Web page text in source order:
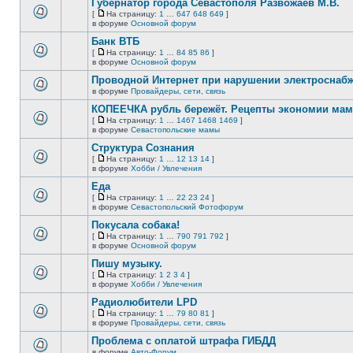
непрочитанных
сообщений.
этой
непрочитанных
сообщений.
Губернатор города Севастополя Развожаев М.В.
[
На
страницу
На страницу: 1 647 648 649 ]
в форуме Основной форум
этой
непрочитанных
сообщений.
Банк ВТБ
[
На
страницу
На страницу: 1 84 85 86 ]
в форуме Основной форум
непрочитанных
сообщений.
Проводной Интернет при нарушении
в форуме Провайдеры, сети, связь
этой
непрочитанных
сообщений.
КОПЕЕЧКА рубль бережёт. Рецепты экономии
[
На
страницу
На страницу: 1 1467 1468 1469 ]
в форуме Севастопольские мамы
этой
непрочитанных
сообщений.
Структура Сознания
[
На
страницу
На страницу: 1 12 13 14 ]
в форуме Хобби / Увлечения
этой
непрочитанных
сообщений.
Еда
[
На
страницу
На страницу: 1 22 23 24 ]
в форуме Севастопольский Фотофорум
этой
непрочитанных
сообщений.
Покусала собака!
[
На
страницу
На страницу: 1 790 791 792 ]
в форуме Основной форум
этой
непрочитанных
сообщений.
Пишу музыку.
[
На
страницу
На страницу: 1 2 3 4 ]
в форуме Хобби / Увлечения
этой
Радиолюбители LPD
[
На
страницу
На страницу: 1 79 80 81 ]
в форуме Провайдеры, сети, связь
Проблема с оплатой штрафа ГИБДД